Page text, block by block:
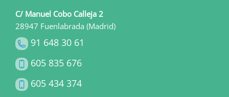
C/ Manuel Cobo Calleja 2
28947 Fuenlabrada (Madrid)
91 648 30 61
605 835 676
605 434 374